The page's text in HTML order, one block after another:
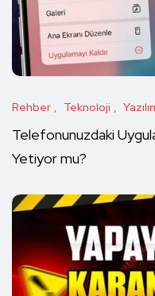
Rehber Teknoloji
Telefonunuzdaki
Yetiyor mu?